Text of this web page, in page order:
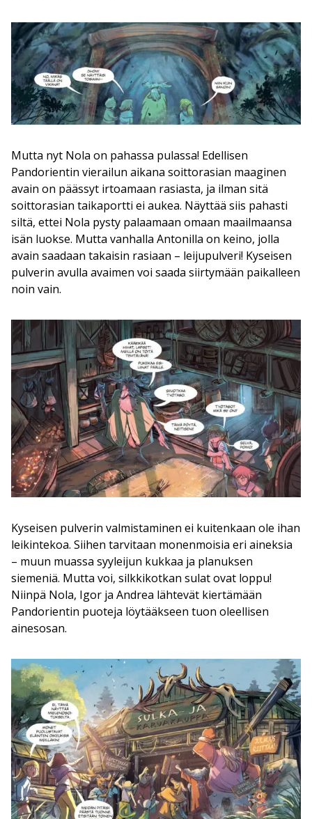
Mutta nyt Nola on pahassa pulassa! Edellisen
Pandorientin vierailun aikana soittorasian maaginen
avain on päässyt irtoamaan rasiasta, ja ilman sitä
soittorasian taikaportti ei aukea. Näyttää siis pahasti
siltä, ettei Nola pysty palaamaan omaan maailmaansa
isän luokse. Mutta vanhalla Antonilla on keino, jolla
avain saadaan takaisin rasiaan – leijupulveri! Kyseisen
pulverin avulla avaimen voi saada siirtymään paikalleen
noin vain.
Kyseisen pulverin valmistaminen ei kuitenkaan ole ihan
leikintekoa. Siihen tarvitaan monenmoisia eri aineksia
– muun muassa syyleijun kukkaa ja planuksen
siemeniä. Mutta voi, silkkikotkan sulat ovat loppu!
Niinpä Nola, Igor ja Andrea lähtevät kiertämään
Pandorientin puoteja löytääkseen tuon oleellisen
ainesosan.